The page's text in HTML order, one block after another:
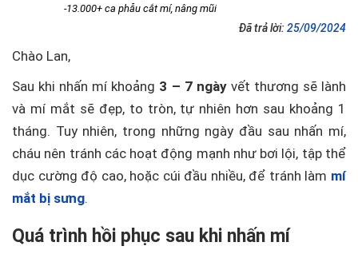
-13.000+ ca phẫu cắt mí, nâng mũi
Đã trả lời: 25/09/2024
Chào Lan,
Sau khi nhấn mí khoảng 3 – 7 ngàyvết thương sẽ lành
và mí mắt sẽ đẹp, to tròn, tự nhiên hơn sau khoảng 1
tháng. Tuy nhiên, trong những ngày đầu sau nhấn mí,
cháu nên tránh các hoạt động mạnh như bơi lội, tập thể
dục cường độ cao, hoặc cúi đầu nhiều, để tránh làm mí
mắt bị sưng.
Quá trình hồi phục sau khi nhấn mí